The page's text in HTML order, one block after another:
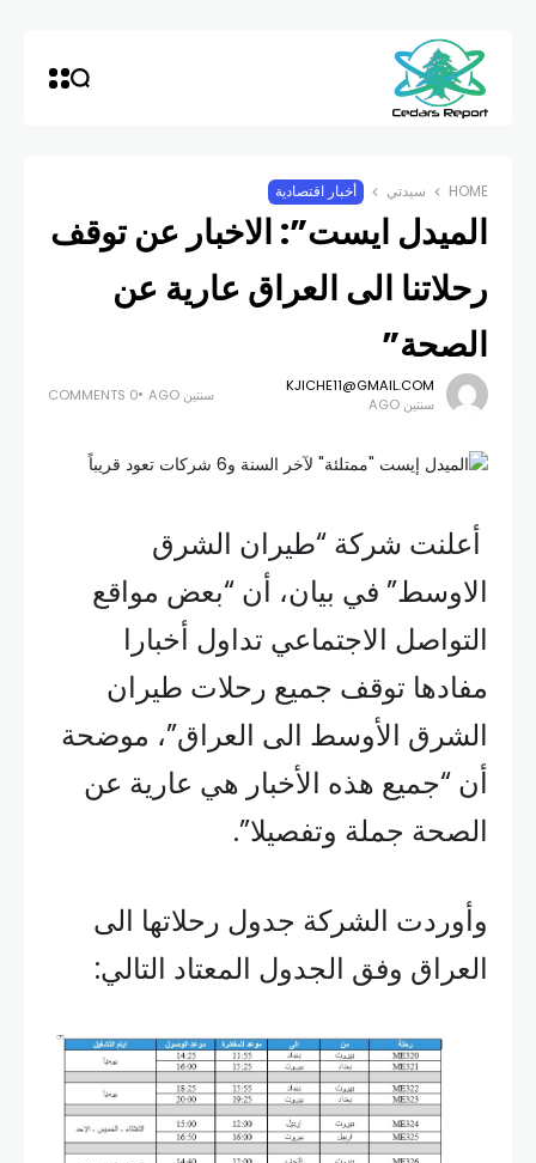
HOME سيدتي أخبار اقتصادية
الميدل ايست”: الاخبار عن توقف
رحلاتنا الى العراق عارية عن
الصحة”
KJICHE11@GMAIL.COM
سنتين AGO
سنتين AGO 0 COMMENTS
أعلنت شركة “طيران الشرق
الاوسط” في بيان، أن “بعض مواقع
التواصل الاجتماعي تداول أخبارا
مفادها توقف جميع رحلات طيران
الشرق الأوسط الى العراق”، موضحة
أن “جميع هذه الأخبار هي عارية عن
الصحة جملة وتفصيلا”.
وأوردت الشركة جدول رحلاتها الى
العراق وفق الجدول المعتاد التالي: